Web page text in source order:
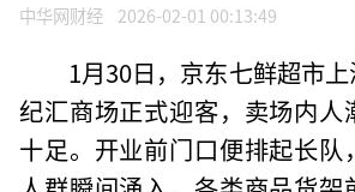
中华网财经 2026-02-01 00:13:49
1月30日，京东七鲜超市
纪汇商场正式迎客，卖场内人
十足。开业前门口便排起长队